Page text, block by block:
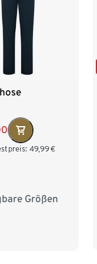
49,99€
Größen
M 48/50